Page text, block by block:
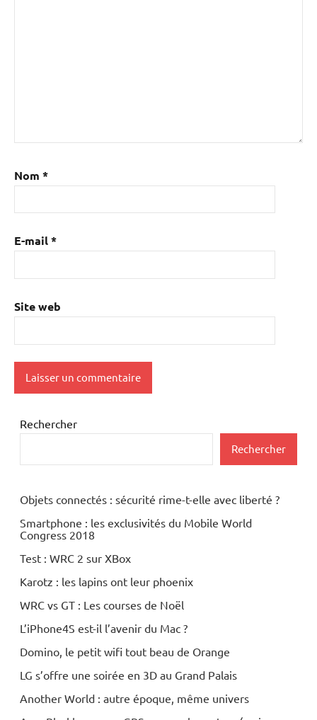
Nom *
E-mail*
Site web
Rechercher
Rechercher
Objets connectés : sécurité rime-t-elle avec liberté ?
Smartphone : les exclusivités du Mobile World
Congress 2018
Test : WRC 2 sur XBox
Karotz : les lapins ont leur phoenix
WRC vs GT : Les courses de Noël
L’iPhone4S est-il l’avenir du Mac ?
Domino, le petit wifi tout beau de Orange
LG s’offre une soirée en 3D au Grand Palais
Another World : autre époque, même univers